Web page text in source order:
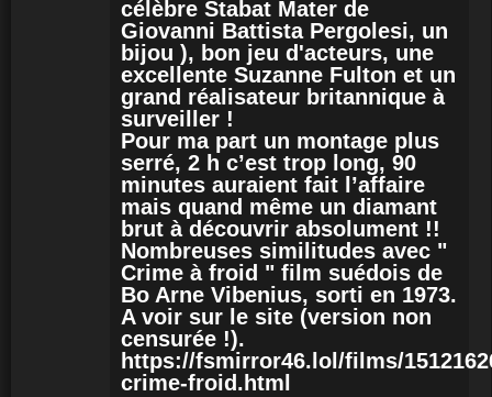
célèbre Stabat Mater de
Giovanni Battista Pergolesi, un
bijou ), bon jeu d'acteurs, une
excellente Suzanne Fulton et un
grand réalisateur britannique à
surveiller !
Pour ma part un montage plus
serré, 2 h c’est trop long, 90
minutes auraient fait l’affaire
mais quand même un diamant
brut à découvrir absolument !!
Nombreuses similitudes avec "
Crime à froid " film suédois de
Bo Arne Vibenius, sorti en 1973.
A voir sur le site (version non
censurée !).
https://fsmirror46.lol/films/
crime-froid.html